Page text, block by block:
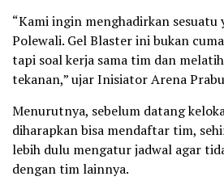
“Kami ingin menghadirkan sesuatu
Polewali. Gel Blaster ini bukan
tapi soal kerja sama tim dan
tekanan,” ujar Inisiator Arena
Menurutnya, sebelum datang
diharapkan bisa mendaftar tim,
lebih dulu mengatur jadwal agar
dengan tim lainnya.